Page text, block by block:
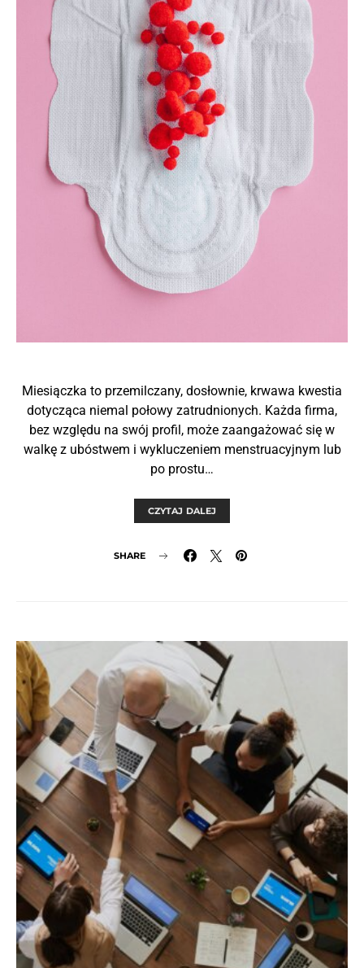
Miesiączka to przemilczany, dosłownie, krwawa kwestia
dotycząca niemal połowy zatrudnionych. Każda firma,
bez względu na swój profil, może zaangażować się w
walkę z ubóstwem i wykluczeniem menstruacyjnym lub
po prostu…
CZYTAJ DALEJ
SHARE